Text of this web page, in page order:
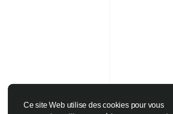
Ce site Web utilise des cookies pour vous